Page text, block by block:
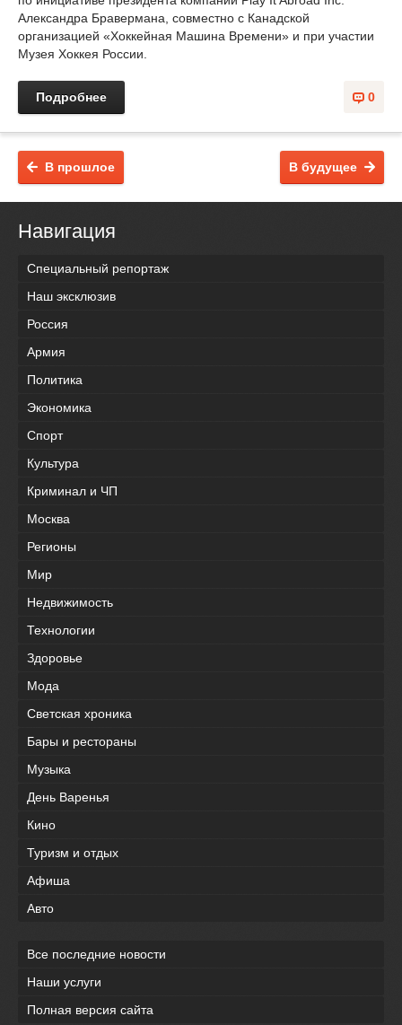
Александра Бравермана, совместно с Канадской
организацией «Хоккейная Машина Времени» и при участии
Музея Хоккея России.
0
Подробнее
В будущее
В прошлое
Навигация
Специальный репортаж
Наш эксклюзив
Россия
Армия
Политика
Экономика
Спорт
Культура
Криминал и ЧП
Москва
Регионы
Мир
Недвижимость
Технологии
Здоровье
Мода
Светская хроника
Бары и рестораны
Музыка
День Варенья
Кино
Туризм и отдых
Афиша
Авто
Все последние новости
Наши услуги
Полная версия сайта